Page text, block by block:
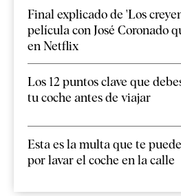
Final explicado de 'Los
película con José Coronado
en Netflix
Los 12 puntos clave que
tu coche antes de viajar
Esta es la multa que te
por lavar el coche en la calle